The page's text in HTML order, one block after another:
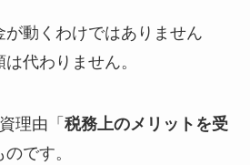
が動くわけではありません
代わりません。
理由「 税務上のメリットを受
です。